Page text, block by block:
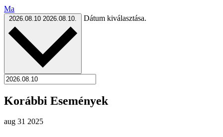
Ma
2026.08.10 2026.08.10. Dátum kiválasztása.
Korábbi Események
aug 31 2025